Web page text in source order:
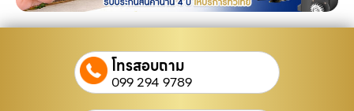
โทรสอบถาม
099 294 9789